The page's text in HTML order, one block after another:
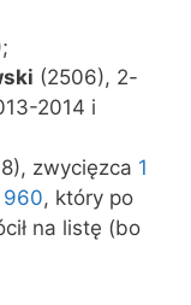
(2506), 2-
2014 i
zwycięzca 1
960, który po
na listę (bo